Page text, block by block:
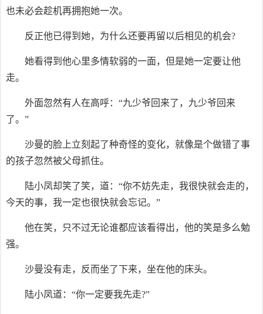
也未必会趁机再拥抱她一次。
反正他已得到她，为什么还要再留以后相见的机会?
她看得到他心里多情软弱的一面，但是她一定要让他
走。
外面忽然有人在高呼：“九少爷回来了，九少爷回来
了。”
沙曼的脸上立刻起了种奇怪的变化，就像是个做错了事
的孩子忽然被父母抓住。
陆小凤却笑了笑，道：“你不妨先走，我很快就会走的，
今天的事，我一定也很快就会忘记。”
他在笑，只不过无论谁都应该看得出，他的笑是多么勉
强。
沙曼没有走，反而坐了下来，坐在他的床头。
陆小凤道：“你一定要我先走?”